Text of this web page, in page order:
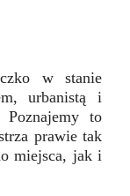
w stanie
urbanistą i
to
prawie tak
miejsca, jak i